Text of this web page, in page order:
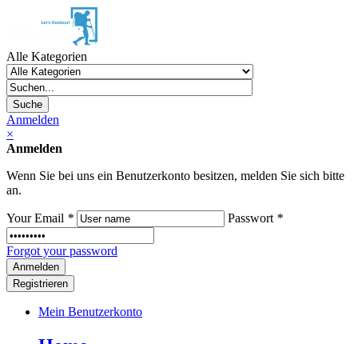
Alle Kategorien
Suche
Anmelden
×
Anmelden
Wenn Sie bei uns ein Benutzerkonto besitzen, melden Sie sich bitte
an.
Your Email * Passwort *
Forgot your password
Registrieren
Mein Benutzerkonto